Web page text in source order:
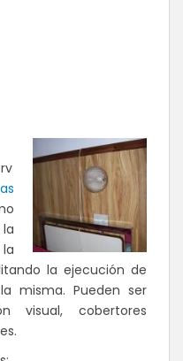
la ejecución de
misma. Pueden ser
visual, cobertores